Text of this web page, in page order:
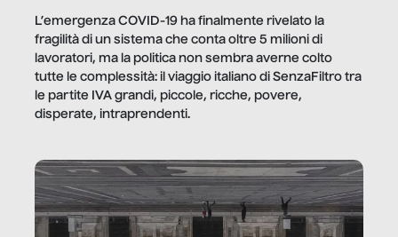
L’emergenza COVID-19 ha finalmente rivelato la
fragilità di un sistema che conta oltre 5 milioni di
lavoratori, ma la politica non sembra averne colto
tutte le complessità: il viaggio italiano di SenzaFiltro tra
le partite IVA grandi, piccole, ricche, povere,
disperate, intraprendenti.